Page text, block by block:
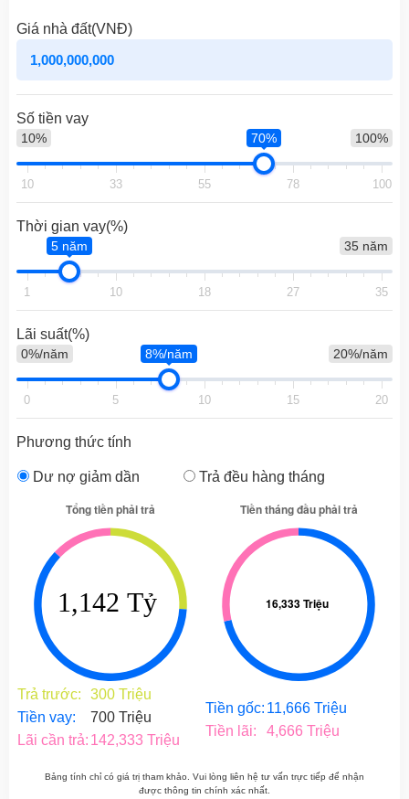
Giá nhà đất(VNĐ)
Số tiền vay
10% 100%
70%
10 33 55 78 100
Thời gian vay(%)
35 năm
5 năm
1 10 18 27 35
Lãi suất(%)
0%/năm 20%/năm
8%/năm
0 5 10 15 20
Phương thức tính
Dư nợ giảm dần Trả đều hàng tháng
Trả trước:
300 Triệu
Tiền vay:
700 Triệu
Lãi cần trả: 142,333 Triệu
Tiền gốc: 11,666 Triệu
Tiền lãi:
4,666 Triệu
Bảng tính chỉ có giá trị tham khảo. Vui lòng liên hệ tư vấn trực tiếp để nhận
được thông tin chính xác nhất.